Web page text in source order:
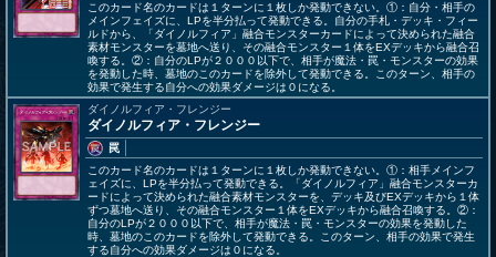
このカード名のカードは１ターンに１枚しか発動できない。①：自分・相手の
メインフェイズに、LPを半分払って発動できる。自分の手札・デッキ・フィー
ルドから、「ダイノルフィア」融合モンスターカードによって決められた融合
素材モンスターを墓地へ送り、その融合モンスター１体をEXデッキから融合召
喚する。②：自分のLPが２０００以下で、相手が魔法・罠・モンスターの効果
を発動した時、墓地のこのカードを除外して発動できる。このターン、相手の
効果で発生する自分への効果ダメージは０になる。
ダイノルフィア・フレンジー
ダイノルフィア・フレンジー
罠
このカード名のカードは１ターンに１枚しか発動できない。①：相手メインフ
ェイズに、LPを半分払って発動できる。「ダイノルフィア」融合モンスターカ
ードによって決められた融合素材モンスターを、デッキ及びEXデッキから１体
ずつ墓地へ送り、その融合モンスター１体をEXデッキから融合召喚する。②：
自分のLPが２０００以下で、相手が魔法・罠・モンスターの効果を発動した
時、墓地のこのカードを除外して発動できる。このターン、相手の効果で発生
する自分への効果ダメージは０になる。